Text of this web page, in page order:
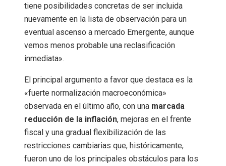
tiene posibilidades concretas de ser incluida
nuevamente en la lista de observación para un
eventual ascenso a mercado Emergente, aunque
vemos menos probable una reclasificación
inmediata».
El principal argumento a favor que destaca es la
«fuerte normalización macroeconómica»
observada en el último año, con una marcada
reducción de la inflación, mejoras en el frente
fiscal y una gradual flexibilización de las
restricciones cambiarias que, históricamente,
fueron uno de los principales obstáculos para los